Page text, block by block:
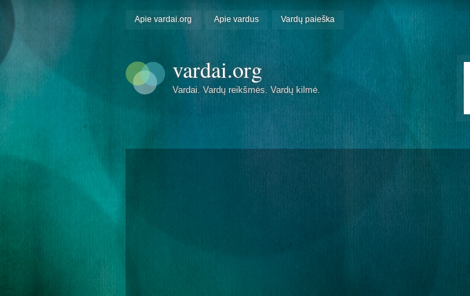
Apie vardai.org Apie vardus Vardų paieška
vardai.org
Vardai. Vardų reikšmės. Vardų kilmė.